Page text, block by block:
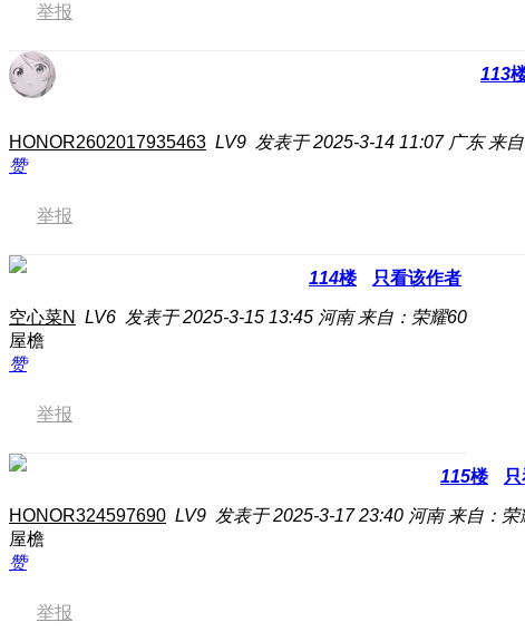
举报
113
HONOR2602017935463 LV9 发表于 2025-3-14 11:07 广东 来
赞
举报
114楼 只看该作者
空心菜N LV6 发表于 2025-3-15 13:45 河南 来自：荣耀60
屋檐
赞
举报
115楼
HONOR324597690 LV9 发表于 2025-3-17 23:40 河南 来自：荣
屋檐
赞
举报